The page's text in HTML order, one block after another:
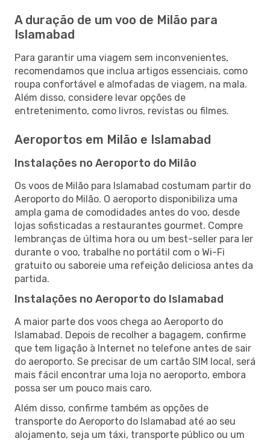
A duração de um voo de Milão para
Islamabad
Para garantir uma viagem sem inconvenientes,
recomendamos que inclua artigos essenciais, como
roupa confortável e almofadas de viagem, na mala.
Além disso, considere levar opções de
entretenimento, como livros, revistas ou filmes.
Aeroportos em Milão e Islamabad
Instalações no Aeroporto do Milão
Os voos de Milão para Islamabad costumam partir do
Aeroporto do Milão. O aeroporto disponibiliza uma
ampla gama de comodidades antes do voo, desde
lojas sofisticadas a restaurantes gourmet. Compre
lembranças de última hora ou um best-seller para ler
durante o voo, trabalhe no portátil com o Wi-Fi
gratuito ou saboreie uma refeição deliciosa antes da
partida.
Instalações no Aeroporto do Islamabad
A maior parte dos voos chega ao Aeroporto do
Islamabad. Depois de recolher a bagagem, confirme
que tem ligação à Internet no telefone antes de sair
do aeroporto. Se precisar de um cartão SIM local, será
mais fácil encontrar uma loja no aeroporto, embora
possa ser um pouco mais caro.
Além disso, confirme também as opções de
transporte do Aeroporto do Islamabad até ao seu
alojamento, seja um táxi, transporte público ou um